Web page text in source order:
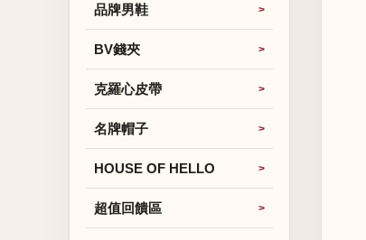
品牌男鞋
BV錢夾
克羅心皮帶
名牌帽子
HOUSE OF HELLO
超值回饋區